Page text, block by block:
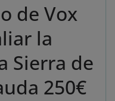
de Vox
la
Sierra de
250€